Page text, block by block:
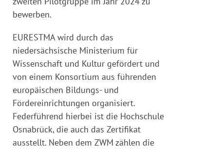
bewerben.
EURESTMA wird durch das
niedersächsische Ministerium für
Wissenschaft und Kultur gefördert und
von einem Konsortium aus führenden
europäischen Bildungs- und
Fördereinrichtungen organisiert.
Federführend hierbei ist die Hochschule
Osnabrück, die auch das Zertifikat
ausstellt. Neben dem ZWM zählen die